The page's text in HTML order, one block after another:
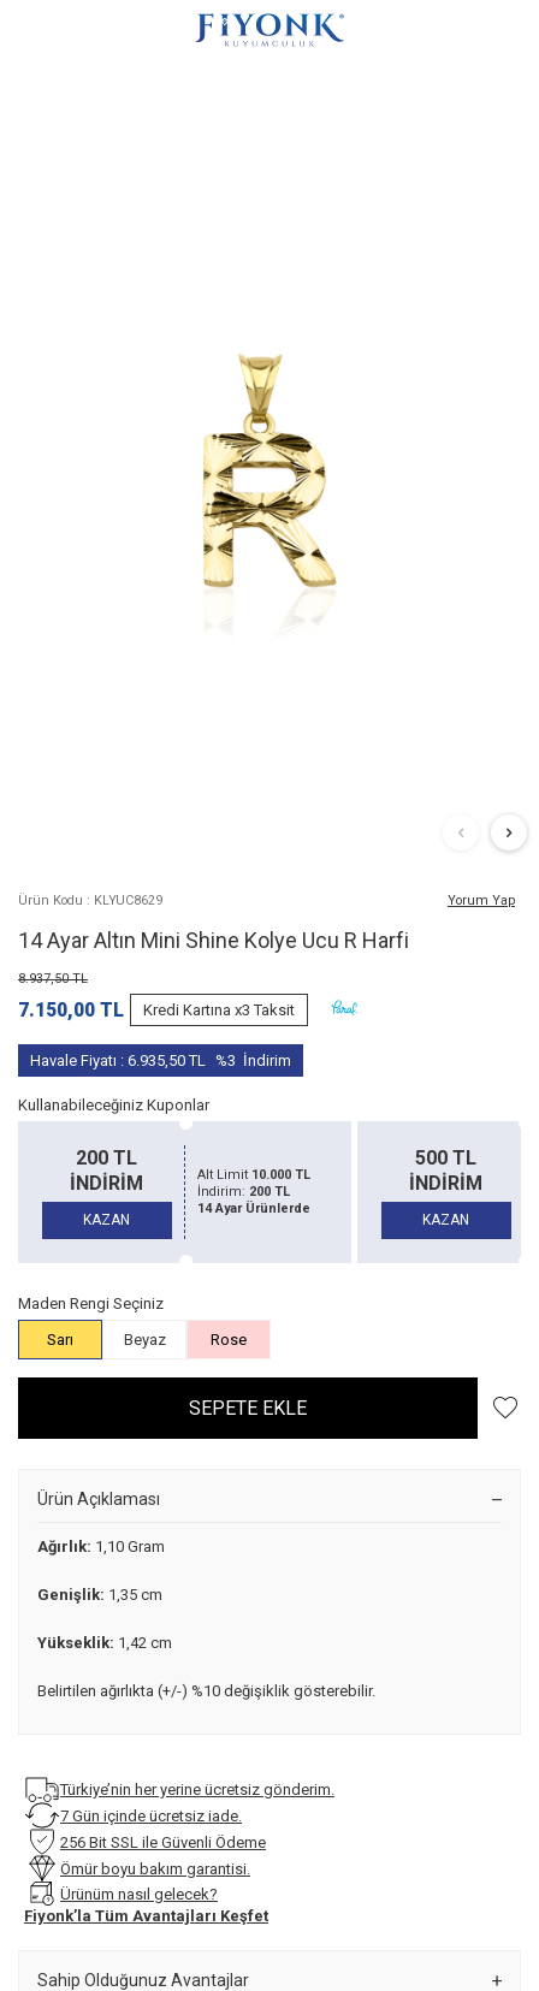
Ürün Kodu : KLYUC8629 Yorum Yap
14 Ayar Altın Mini Shine Kolye Ucu R Harfi
8.937,50TL
7.150,00 TL Kredi Kartına x3 Taksit
Havale Fiyatı : 6.935,50TL %3 İndirim
Kullanabileceğiniz Kuponlar
200 TL
İNDİRİM
KAZAN
Alt Limit10.000 TL
İndirim:200 TL
14 Ayar Ürünlerde
500 TL
İNDİRİM
KAZAN
Maden Rengi Seçiniz
Sarı
Beyaz Rose
SEPETE EKLE
Ürün Açıklaması
Ağırlık: 1,10 Gram
Genişlik: 1,35 cm
Yükseklik: 1,42 cm
Belirtilen ağırlıkta (+/-) %10 değişiklik gösterebilir.
Türkiye’nin her yerine ücretsiz gönderim.
7 Gün içinde ücretsiz iade.
256 Bit SSL ile Güvenli Ödeme
Ömür boyu bakım garantisi.
Ürünüm nasıl gelecek?
Fiyonk’la Tüm Avantajları Keşfet
Sahip Olduğunuz Avantajlar